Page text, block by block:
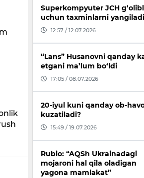
Superkompyuter JCH
uchun taxminlarni yangiladi
12:57 / 12.07.2026
“Lans” Husanovni qanday
etgani ma’lum bo‘ldi
17:05 / 08.07.2026
20-iyul kuni qanday ob-
kuzatiladi?
15:49 / 19.07.2026
Rubio: “AQSh Ukrainadagi
mojaroni hal qila oladigan
yagona mamlakat”